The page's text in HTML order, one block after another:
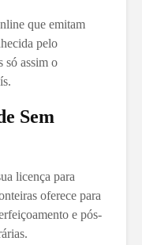
que emitam
pelo
só assim o
Sem
licença para
oferece para
e pós-